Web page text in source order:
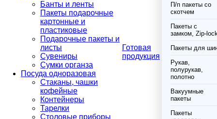
Банты и ленты
Пакеты подарочные
картонные и
пластиковые
Подарочные пакеты и
листы
Сувениры
Сумки органза
Посуда одноразовая
Стаканы, чашки
кофейные
Контейнеры
Тарелки
Столовые приборы
Готовая
продукция
П/п пакеты со
скотчем
Пакеты с
замком, Zip-
Пакеты для
Рукав,
полурукав,
полотно
Вакуумные
пакеты
Пакеты